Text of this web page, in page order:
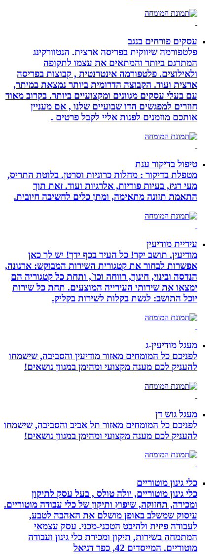
עסקים פורחים בנגב
פלטפורמה שיווקית בפריסה ארצית. הנטוורקינג
המתרגם ביותר והמתאים את עצמו לתקופה
ולאילוצים. פלטפורמה אינטרנטית , קבוצות בפריסה
ארצית ועוד. הקבוצה הדרומית ביותר נמצאת במיתר,
עם בעלי עסקים מגוונים ומקצועיים ביותר. בקרוב מאוד
חוזרים למפגשים הדו שבועיים שלנו , אם מעניין
אותכם מוזמנים לפנות אליי לקבל פרטים .
טיפול בדיקור ענת
מטפלת בדיקור : מחלות כרוניות וסרטן. בלוטת התריס,
מעי רגיז, בעיות פוריות, אלרגיות ועוד. זאת תוך
התאמת תזונה מתאימה, ומתן כלים לחשיבה חיובית.
עיריית מודיעין
מודיעין. תושב יקר! כל העיר בכף ידך! יש לך כאן
אפשרות לבחור את קטגורית השירות המבוקש: ארנונה,
הנדסה ובינוי, חינוך, רווחה וכו`, ותחת כל קטגוריה הם
ימצאו את שירותי העירייה המוצעים. תחת כל שירות
יוכל התושב: לגשת בקלות לשירות בקליק.
מעגל מודיעין-ג
לפניכם כל המומחים מאזור מודיעין והסביבה, שישמחו
להעניק לכם מענה מקצועי ומהימן במגוון נושאים!
מעגל גוש דן
לפניכם כל המומחים מאזור תל אביב והסביבה, שישמחו
להעניק לכם מענה מקצועי ומהימן במגוון נושאים!
כלי גינון מוטוריים
כלי גינון מוטוריים, יולה טולס , בעל עסק לתיקון
ומכירה, תחזוקה, שיפוץ ותיקון של כלי עבודה מוטוריים.
עיסוק שמשלב באופן מושלם את האהבה לטבע,
לעבודה פיזית ולהיבט הטכני-מכני. עסק עצמאי
המתמחה בשירות, תיקון ומכירת כלי גינון ועבודה
מוטוריים. המייסדים 42, כפר דניאל